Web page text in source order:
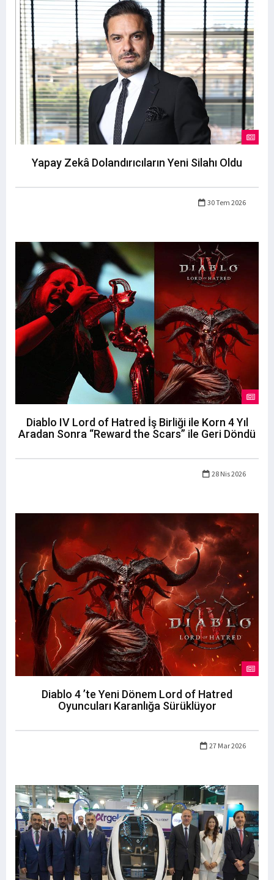
Yapay Zekâ Dolandırıcıların Yeni Silahı Oldu
30 Tem 2026
Diablo IV Lord of Hatred İş Birliği ile Korn 4 Yıl
Aradan Sonra “Reward the Scars” ile Geri Döndü
28 Nis 2026
Diablo 4 ’te Yeni Dönem Lord of Hatred
Oyuncuları Karanlığa Sürüklüyor
27 Mar 2026